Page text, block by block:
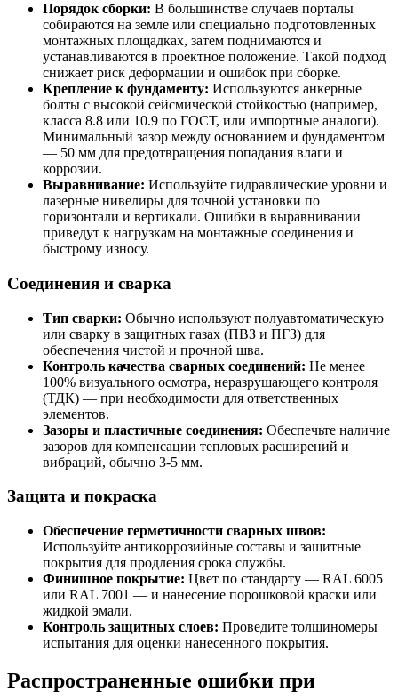
Порядок сборки: В большинстве случаев порталы
собираются на земле или специально подготовленных
монтажных площадках, затем поднимаются и
устанавливаются в проектное положение. Такой подход
снижает риск деформации и ошибок при сборке.
Крепление к фундаменту: Используются анкерные
болты с высокой сейсмической стойкостью (например,
класса 8.8 или 10.9 по ГОСТ, или импортные аналоги).
Минимальный зазор между основанием и фундаментом
— 50 мм для предотвращения попадания влаги и
коррозии.
Выравнивание: Используйте гидравлические уровни и
лазерные нивелиры для точной установки по
горизонтали и вертикали. Ошибки в выравнивании
приведут к нагрузкам на монтажные соединения и
быстрому износу.
Соединения и сварка
Тип сварки: Обычно используют полуавтоматическую
или сварку в защитных газах (ПВЗ и ПГЗ) для
обеспечения чистой и прочной шва.
Контроль качества сварных соединений: Не менее
100% визуального осмотра, неразрушающего контроля
(ТДК) — при необходимости для ответственных
элементов.
Зазоры и пластичные соединения: Обеспечьте наличие
зазоров для компенсации тепловых расширений и
вибраций, обычно 3-5 мм.
Защита и покраска
Обеспечение герметичности сварных швов:
Используйте антикоррозийные составы и защитные
покрытия для продления срока службы.
Финишное покрытие: Цвет по стандарту — RAL 6005
или RAL 7001 — и нанесение порошковой краски или
жидкой эмали.
Контроль защитных слоев: Проведите толщиномеры
испытания для оценки нанесенного покрытия.
Распространенные ошибки при